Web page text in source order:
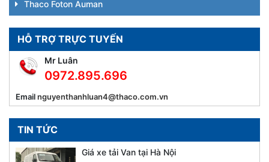
Thaco Foton Auman
HỖ TRỢ TRỰC TUYẾN
Mr Luân
0972.895.696
Emailnguyenthanhluan4@thaco.com.vn
TIN TỨC
Giá xe tải Van tại Hà Nội